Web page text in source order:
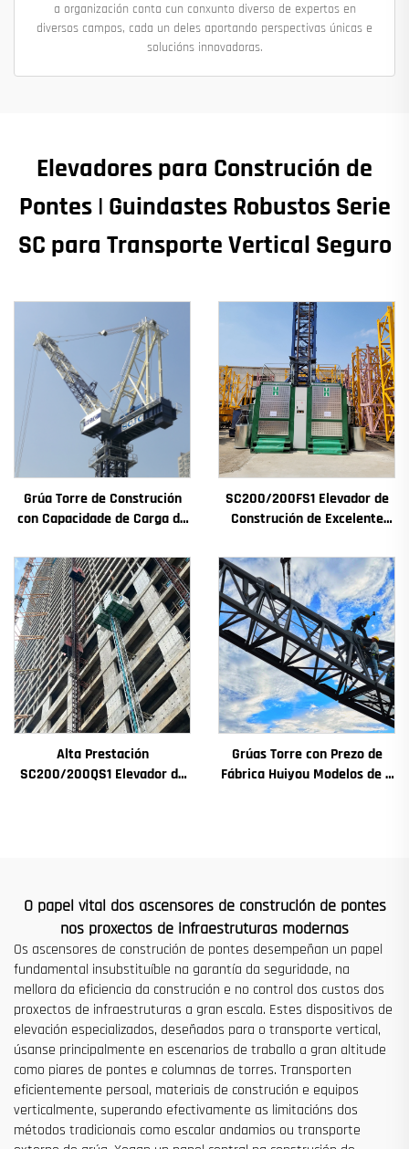
a organización conta cun conxunto diverso de expertos en
diversos campos, cada un deles aportando perspectivas únicas e
solucións innovadoras.
Elevadores para Construción de
Pontes | Guindastes Robustos Serie
SC para Transporte Vertical Seguro
Grúa Torre de Construción
con Capacidade de Carga de
Cambios Motor de
Engranaxes Coxinetes
Principais
SC200/200FS1 Elevador de
Construción de Excelente
de Edificios e Pozo de
Ascensor para Alxeria
Alta Prestación
SC200/200QS1 Elevador de
Grúas Torre con Prezo de
Fábrica Huiyou Modelos de 4
O papel vital dos ascensores de construción de pontes
nos proxectos de infraestruturas modernas
Os ascensores de construción de pontes desempeñan un papel
fundamental insubstituíble na garantía da seguridade, na
mellora da eficiencia da construción e no control dos custos dos
proxectos de infraestruturas a gran escala. Estes dispositivos de
elevación especializados, deseñados para o transporte vertical,
úsanse principalmente en escenarios de traballo a gran altitude
como piares de pontes e columnas de torres. Transporten
eficientemente persoal, materiais de construción e equipos
verticalmente, superando efectivamente as limitacións dos
métodos tradicionais como escalar andamios ou transporte